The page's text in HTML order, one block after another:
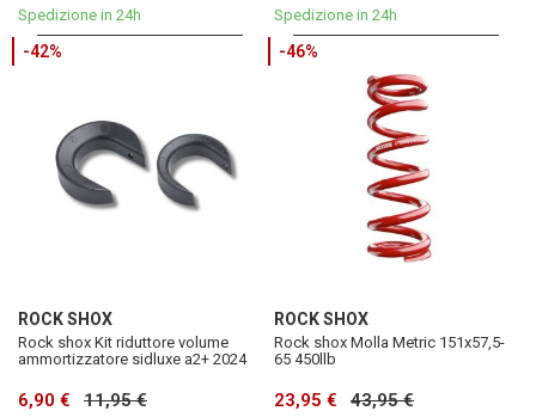
Spedizione in 24h Spedizione in 24h
-42%
ROCK SHOX
Rock shox Kit riduttore volume
ammortizzatore sidluxe a2+ 2024
6,90 € 11,95 €
-46%
ROCK SHOX
Rock shox Molla Metric 151x57,5-
65 450llb
23,95 € 43,95 €